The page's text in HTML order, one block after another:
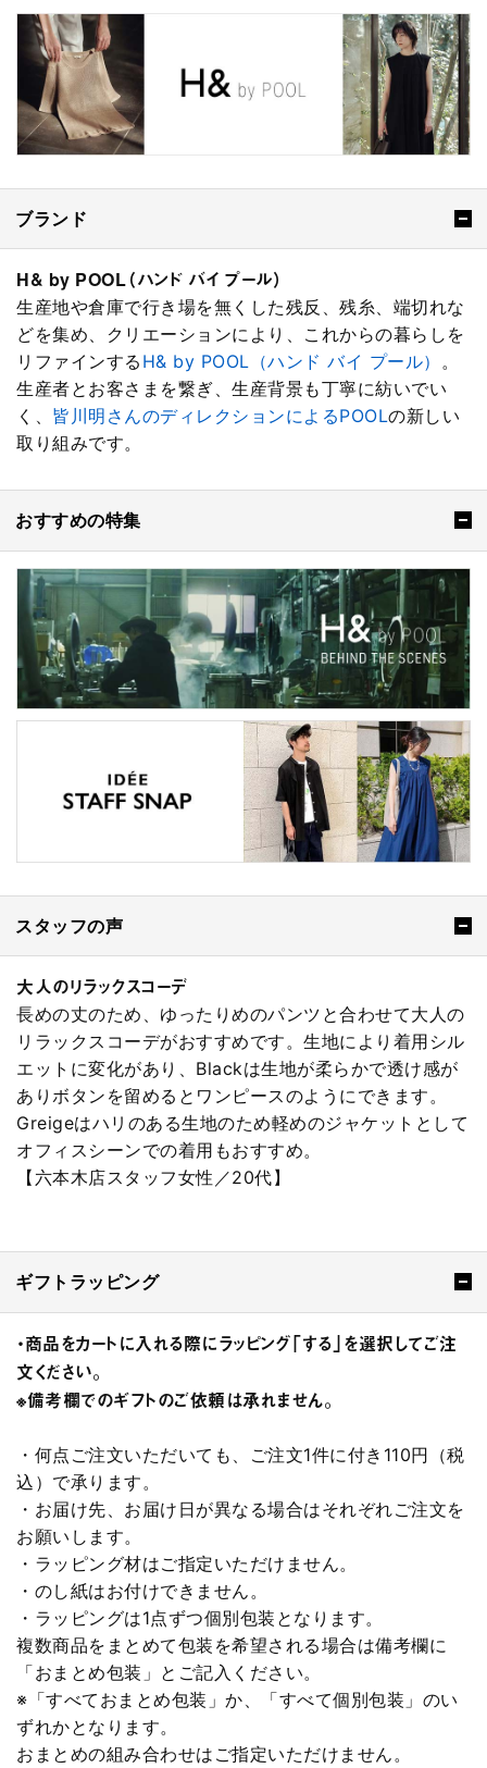
ブランド
H& by POOL（ハンド バイ プール）
生産地や倉庫で行き場を無くした残反、残糸、端切れな
どを集め、クリエーションにより、これからの暮らしを
リファインする H& by POOL（ハンド バイ プール） 。
生産者とお客さまを繋ぎ、生産背景も丁寧に紡いでい
く、 皆川明さんのディレクションによるPOOLの新しい
取り組みです。
おすすめの特集
スタッフの声
大人のリラックスコーデ
長めの丈のため、ゆったりめのパンツと合わせて大人の
リラックスコーデがおすすめです。生地により着用シル
エットに変化があり、Blackは生地が柔らかで透け感が
ありボタンを留めるとワンピースのようにできます。
Greigeはハリのある生地のため軽めのジャケットとして
オフィスシーンでの着用もおすすめ。
【六本木店スタッフ女性／20代】
ギフトラッピング
・商品をカートに入れる際にラッピング「する」を選択してご注
文ください。
※備考欄でのギフトのご依頼は承れません。
・何点ご注文いただいても、ご注文1件に付き110円（税
込）で承ります。
・お届け先、お届け日が異なる場合はそれぞれご注文を
お願いします。
・ラッピング材はご指定いただけません。
・のし紙はお付けできません。
・ラッピングは1点ずつ個別包装となります。
複数商品をまとめて包装を希望される場合は備考欄に
「おまとめ包装」とご記入ください。
※「すべておまとめ包装」か、「すべて個別包装」のい
ずれかとなります。
おまとめの組み合わせはご指定いただけません。